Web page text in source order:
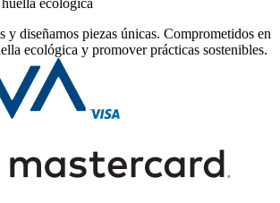
y diseñamos piezas únicas. Comprometidos en
ecológica y promover prácticas sostenibles.